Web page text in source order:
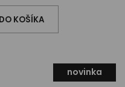
DO KOŠÍKA
novinka